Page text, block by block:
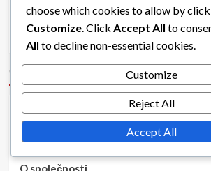
Odkazy
Kontaktujte nás
Obsah
O společnosti
choose which cookies to allow by
Customize . Click Accept All to
All to decline non-essential cookies.
Customize
Reject All
Accept All